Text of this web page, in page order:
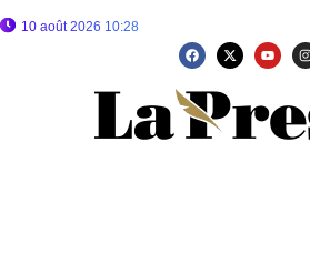
10 août 2026 10:28